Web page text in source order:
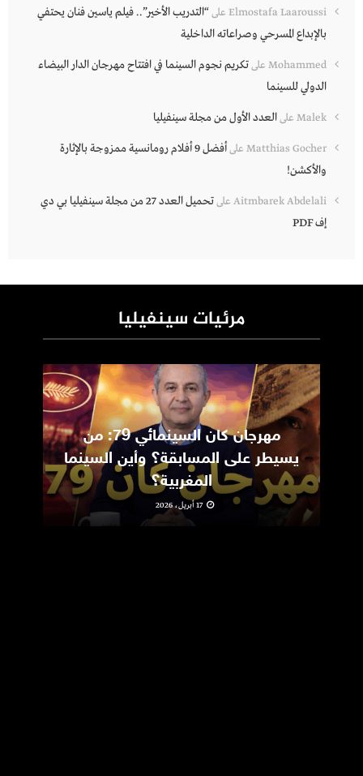
Elmostafa Laaroussi على“التدريب الأخير”.. فيلم ياسين فنان يحتفي
بالإبداع المسرحي وصراعاته الداخلية
Mohammed علىتكريم نجوم السينما في افتتاح مهرجان الدار البيضاء
الدولي للسينما
Malek علىالعدد الأول من مجلة سينفيليا
Matthias Gocher على
أفضل 9 أفلام رومانسية ممزوجة بالإثارة
والأكشن!
Aitmbarek Abdelali على
تحميل العدد 27 من مجلة سينفيليا بي دي
إف PDF
مرئيات سينفيليا
مهرجان كان السينمائي 79: من
يسيطر على المسابقة؟ وأين السينما
المغربية؟
17 أبريل، 2026